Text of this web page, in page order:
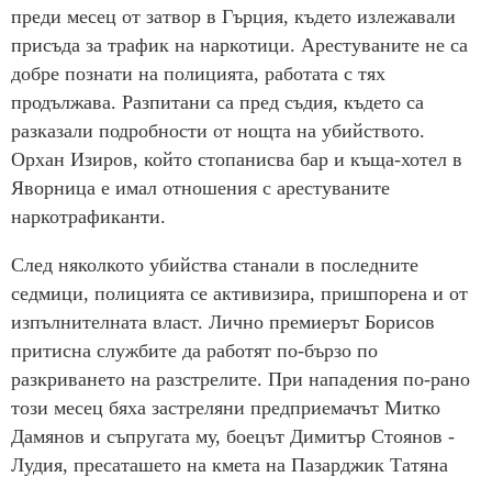
преди месец от затвор в Гърция, където излежавали
присъда за трафик на наркотици. Арестуваните не са
добре познати на полицията, работата с тях
продължава. Разпитани са пред съдия, където са
разказали подробности от нощта на убийството.
Орхан Изиров, който стопанисва бар и къща-хотел в
Яворница е имал отношения с арестуваните
наркотрафиканти.
След няколкото убийства станали в последните
седмици, полицията се активизира, пришпорена и от
изпълнителната власт. Лично премиерът Борисов
притисна службите да работят по-бързо по
разкриването на разстрелите. При нападения по-рано
този месец бяха застреляни предприемачът Митко
Дамянов и съпругата му, боецът Димитър Стоянов -
Лудия, пресаташето на кмета на Пазарджик Татяна